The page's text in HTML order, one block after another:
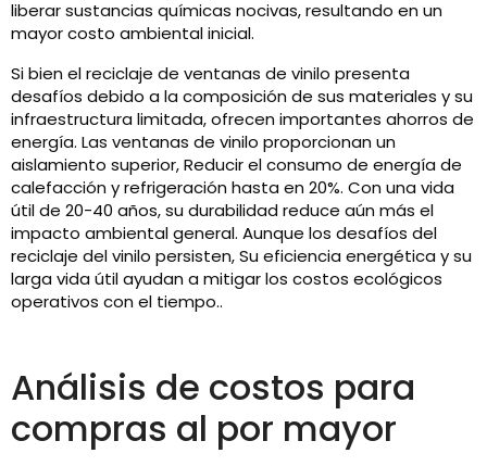
liberar sustancias químicas nocivas, resultando en un
mayor costo ambiental inicial.
Si bien el reciclaje de ventanas de vinilo presenta
desafíos debido a la composición de sus materiales y su
infraestructura limitada, ofrecen importantes ahorros de
energía. Las ventanas de vinilo proporcionan un
aislamiento superior, Reducir el consumo de energía de
calefacción y refrigeración hasta en 20%. Con una vida
útil de 20-40 años, su durabilidad reduce aún más el
impacto ambiental general. Aunque los desafíos del
reciclaje del vinilo persisten, Su eficiencia energética y su
larga vida útil ayudan a mitigar los costos ecológicos
operativos con el tiempo..
Análisis de costos para
compras al por mayor